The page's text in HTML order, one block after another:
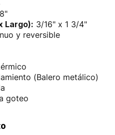
Largo): 3/16" x 1 3/4"
y reversible
(Balero metálico)
goteo